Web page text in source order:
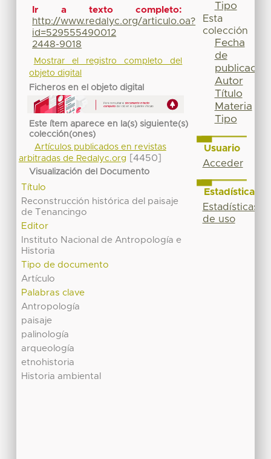
Ir a texto completo:
http://www.redalyc.org/articulo.oa?
id=529555490012
2448-9018
Mostrar el registro completo del
objeto digital
Ficheros en el objeto digital
Este ítem aparece en la(s) siguiente(s)
colección(ones)
Artículos publicados en revistas
arbitradas de Redalyc.org
[4450]
Visualización del Documento
Título
Reconstrucción histórica del paisaje
de Tenancingo
Editor
Instituto Nacional de Antropología e
Historia
Tipo de documento
Artículo
Palabras clave
Antropología
paisaje
palinología
arqueología
etnohistoria
Historia ambiental
Tipo
Esta
colección
Fecha
de
publicación
Autor
Título
Materia
Tipo
Usuario
Acceder
Estadísticas
Estadísticas
de uso